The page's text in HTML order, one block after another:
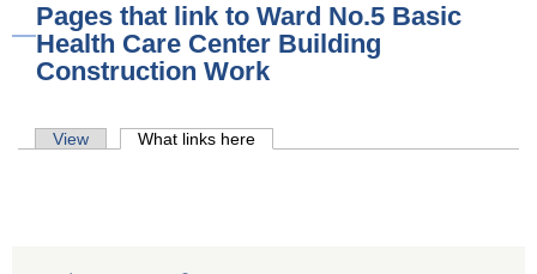
Pages that link to Ward No.5 Basic
Health Care Center Building
Construction Work
Primary tabs
View What links here